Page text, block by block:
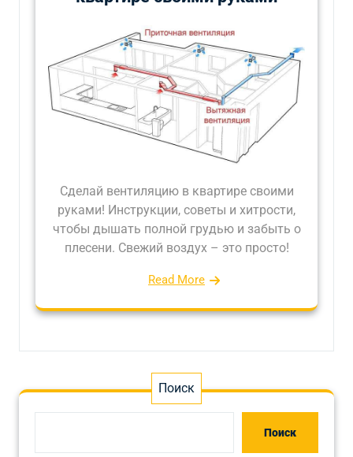
Сделай вентиляцию в квартире своими
руками! Инструкции, советы и хитрости,
чтобы дышать полной грудью и забыть о
плесени. Свежий воздух – это просто!
Read More
Поиск
Поиск